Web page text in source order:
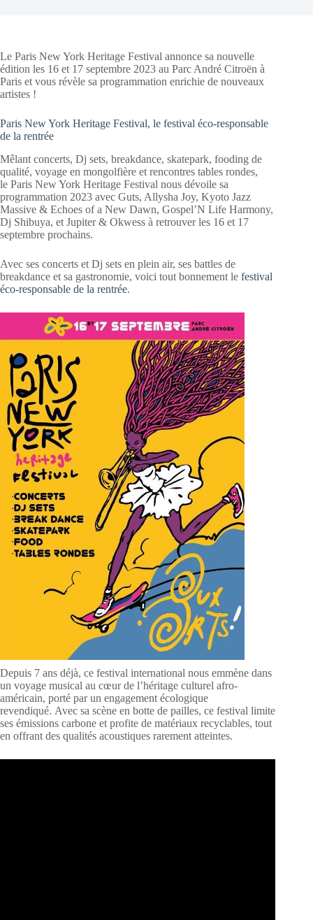
Le Paris New York Heritage Festival annonce sa nouvelle
édition les 16 et 17 septembre 2023 au Parc André Citroën à
Paris et vous révèle sa programmation enrichie de nouveaux
artistes !
Paris New York Heritage Festival, le festival éco-responsable
de la rentrée
Mêlant concerts, Dj sets, breakdance, skatepark, fooding de
qualité, voyage en mongolfière et rencontres tables rondes,
le Paris New York Heritage Festival nous dévoile sa
programmation 2023 avec Guts, Allysha Joy, Kyoto Jazz
Massive & Echoes of a New Dawn, Gospel’N Life Harmony,
Dj Shibuya, et Jupiter & Okwess à retrouver les 16 et 17
septembre prochains.
Avec ses concerts et Dj sets en plein air, ses battles de
breakdance et sa gastronomie, voici tout bonnement le festival
éco-responsable de la rentrée.
Depuis 7 ans déjà, ce festival international nous emmène dans
un voyage musical au cœur de l’héritage culturel afro-
américain, porté par un engagement écologique
revendiqué. Avec sa scène en botte de pailles, ce festival limite
ses émissions carbone et profite de matériaux recyclables, tout
en offrant des qualités acoustiques rarement atteintes.